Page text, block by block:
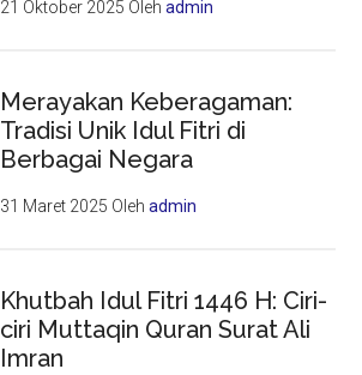
21 Oktober 2025 Olehadmin
Merayakan Keberagaman:
Tradisi Unik Idul Fitri di
Berbagai Negara
31 Maret 2025 Olehadmin
Khutbah Idul Fitri 1446 H: Ciri-
ciri Muttaqin Quran Surat Ali
Imran